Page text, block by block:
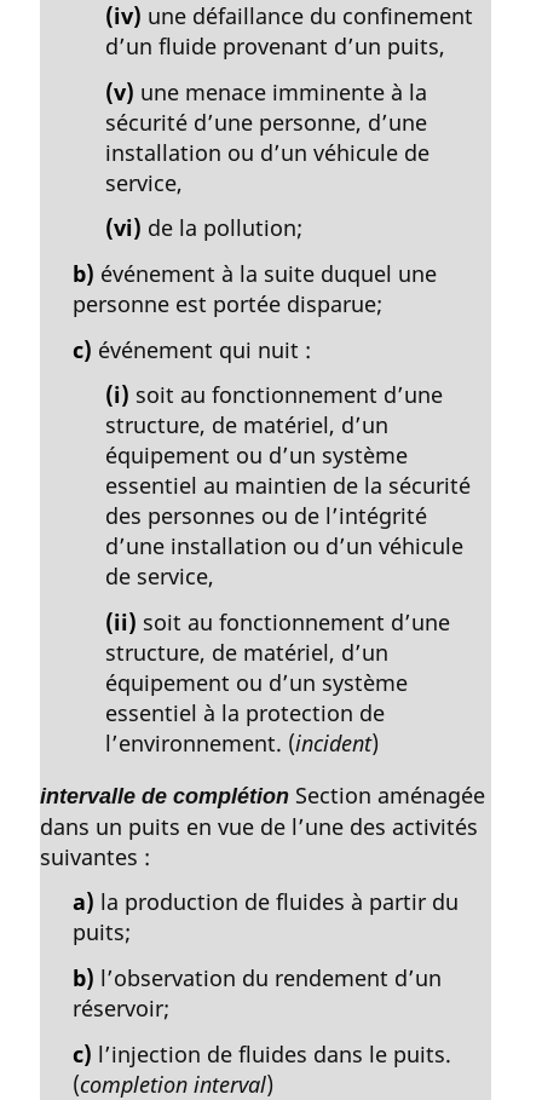
(iv) une défaillance du confinement
d’un fluide provenant d’un puits,
(v) une menace imminente à la
sécurité d’une personne, d’une
installation ou d’un véhicule de
service,
(vi) de la pollution;
b) événement à la suite duquel une
personne est portée disparue;
c) événement qui nuit :
(i) soit au fonctionnement d’une
structure, de matériel, d’un
équipement ou d’un système
essentiel au maintien de la sécurité
des personnes ou de l’intégrité
d’une installation ou d’un véhicule
de service,
(ii) soit au fonctionnement d’une
structure, de matériel, d’un
équipement ou d’un système
essentiel à la protection de
l’environnement. (incident)
intervalle de complétion Section aménagée
dans un puits en vue de l’une des activités
suivantes :
a) la production de fluides à partir du
puits;
b) l’observation du rendement d’un
réservoir;
c) l’injection de fluides dans le puits.
(completion interval)